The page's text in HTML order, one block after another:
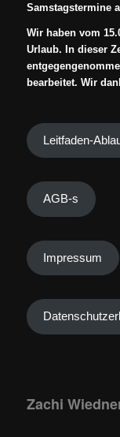
Samstagstermine
Wir haben vom
Urlaub. In dieser
bearbeitet. Wir
Leitfaden-
AGB-s
Impressum
Zachi